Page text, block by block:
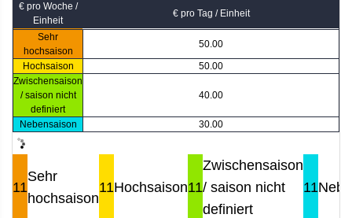
€ pro Woche /
Einheit
€ pro Tag / Einheit
Sehr
hochsaison
50.00
Hochsaison
50.00
Zwischensaison
/ saison nicht
definiert
40.00
Nebensaison 30.00
11
Sehr
hochsaison
11Hochsaison11
Zwischensaison
/ saison nicht
definiert
11